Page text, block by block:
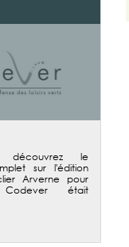
découvrez le
sur l'édition
Arverne pour
était